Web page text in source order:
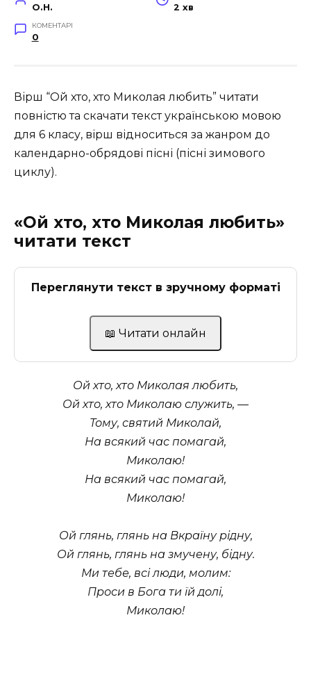
O.H. 2 хв
КОМЕНТАРІ
0
Вірш “Ой хто, хто Миколая любить” читати
повністю та скачати текст українською мовою
для 6 класу, вірш відноситься за жанром до
календарно-обрядові пісні (пісні зимового
циклу).
«Ой хто, хто Миколая любить»
читати текст
Переглянути текст в зручному форматі
📖 Читати онлайн
Ой хто, хто Миколая любить,
Ой хто, хто Миколаю служить, —
Тому, святий Миколай,
На всякий час помагай,
Миколаю!
На всякий час помагай,
Миколаю!
Ой глянь, глянь на Вкраїну рідну,
Ой глянь, глянь на змучену, бідну.
Ми тебе, всі люди, молим:
Проси в Бога ти їй долі,
Миколаю!